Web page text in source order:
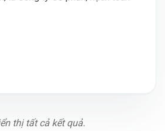
thị tất cả kết quả.